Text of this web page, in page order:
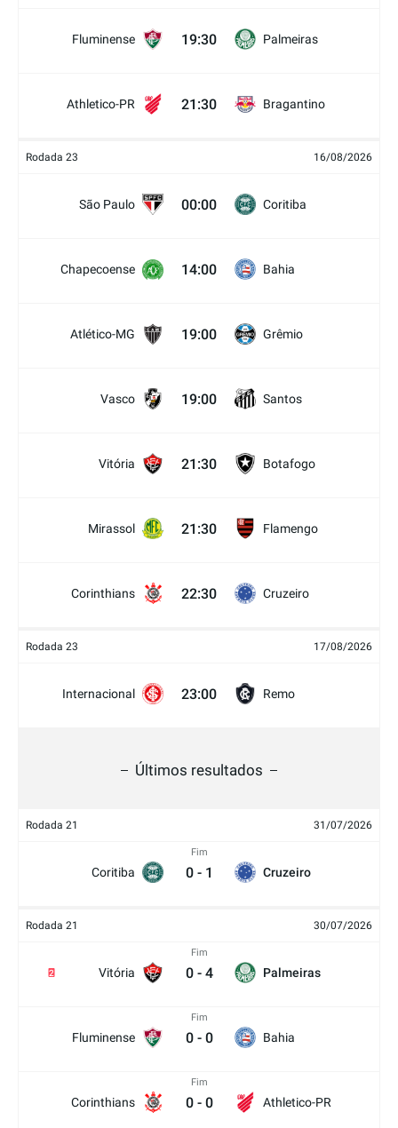
Fluminense 19:30 Palmeiras
Athletico-PR 21:30 Bragantino
Rodada 23 16/08/2026
São Paulo 00:00 Coritiba
Chapecoense 14:00 Bahia
Atlético-MG 19:00 Grêmio
Vasco 19:00 Santos
Vitória 21:30 Botafogo
Mirassol 21:30 Flamengo
Corinthians 22:30 Cruzeiro
Rodada 23 17/08/2026
Internacional 23:00 Remo
Últimos resultados
Rodada 21 31/07/2026
Coritiba
Fim
0 - 1 Cruzeiro
Rodada 21 30/07/2026
Vitória
2
Fim
0 - 4 Palmeiras
Fluminense
Fim
0 - 0 Bahia
Corinthians
Fim
0 - 0 Athletico-PR